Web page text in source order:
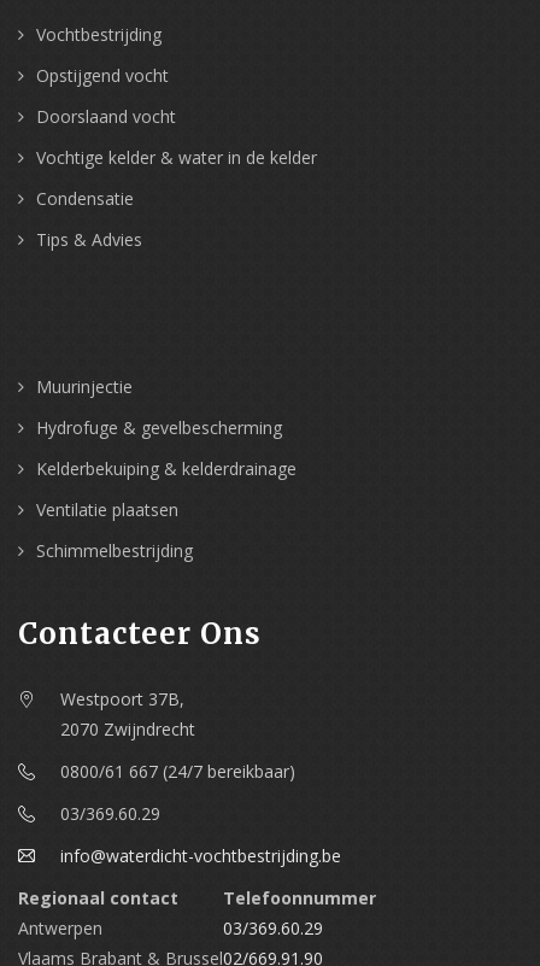
Vochtbestrijding
Opstijgend vocht
Doorslaand vocht
Vochtige kelder & water in de kelder
Condensatie
Tips & Advies
Muurinjectie
Hydrofuge & gevelbescherming
Kelderbekuiping & kelderdrainage
Ventilatie plaatsen
Schimmelbestrijding
Contacteer Ons
Westpoort 37B,
2070 Zwijndrecht
0800/61 667 (24/7 bereikbaar)
03/369.60.29
info@waterdicht-vochtbestrijding.be
Regionaal contact
Telefoonnummer
Antwerpen
03/369.60.29
Vlaams Brabant & Brussel02/669.91.90